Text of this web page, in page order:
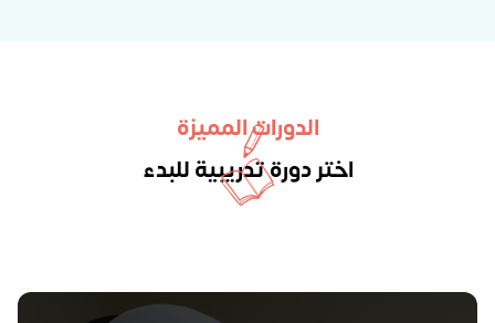
الدورات المميزة
اختر دورة تدريبية للبدء